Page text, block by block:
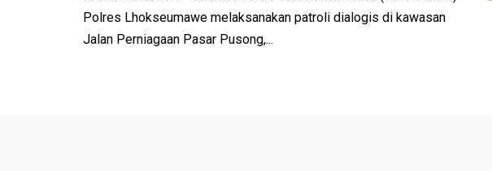
Polres Lhokseumawe melaksanakan patroli dialogis di kawasan
Jalan Perniagaan Pasar Pusong,...